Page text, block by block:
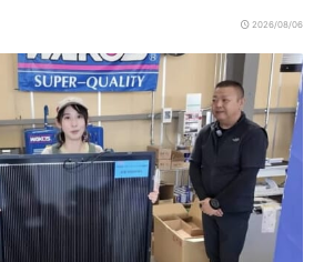
2026/08/06